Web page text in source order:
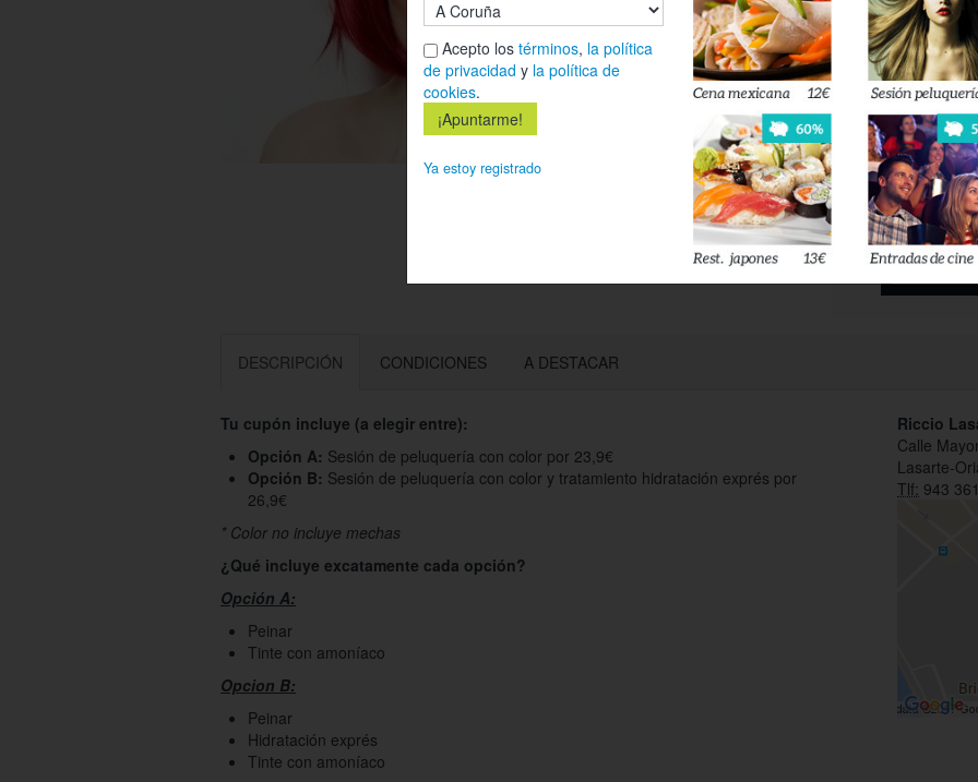
Déjanos
esté
Acepto
privacidady
DESCRIPCIÓN CONDICIONES A DESTACAR
Tu cupón incluye (a elegir entre):
Opción A: Sesión de peluquería con color por 23,9€
Opción B: Sesión de peluquería con color y tratamiento hidratación exprés por
26,9€
* Color no incluye mechas
¿Qué incluye excatamente cada opción?
Opción A:
Peinar
Tinte con amoníaco
Opcion B:
Peinar
Hidratación exprés
Tinte con amoníaco
Riccio
Calle
Lasarte-
Tlf: 943
Acepto los términos, la política
de privacidad y la política de
cookies.
Ya estoy registrado